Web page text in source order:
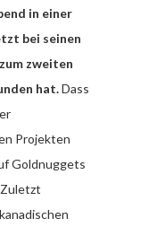
in einer
bei seinen
zweiten
hat.Dass
Projekten
Goldnuggets